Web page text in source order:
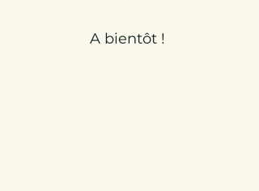
A bientôt !